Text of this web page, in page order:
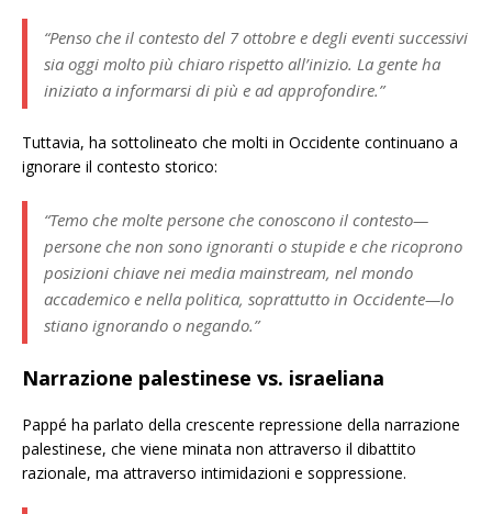
“Penso che il contesto del 7 ottobre e degli eventi successivi
sia oggi molto più chiaro rispetto all’inizio. La gente ha
iniziato a informarsi di più e ad approfondire.”
Tuttavia, ha sottolineato che molti in Occidente continuano a
ignorare il contesto storico:
“Temo che molte persone che conoscono il contesto—
persone che non sono ignoranti o stupide e che ricoprono
posizioni chiave nei media mainstream, nel mondo
accademico e nella politica, soprattutto in Occidente—lo
stiano ignorando o negando.”
Narrazione palestinese vs. israeliana
Pappé ha parlato della crescente repressione della narrazione
palestinese, che viene minata non attraverso il dibattito
razionale, ma attraverso intimidazioni e soppressione.